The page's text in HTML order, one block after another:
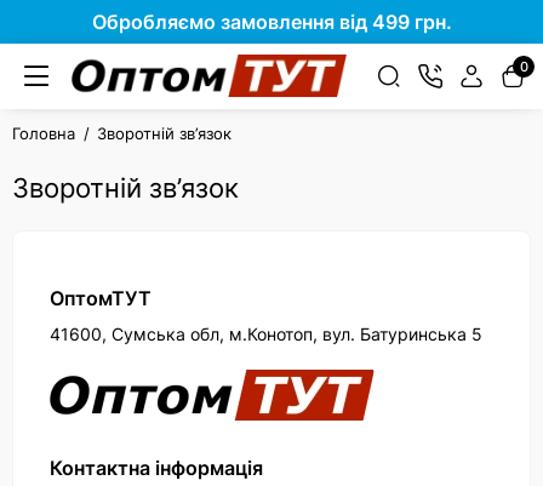
Обробляємо замовлення від 499 грн.
0
Головна Зворотній зв’язок
Зворотній зв’язок
ОптомТУТ
41600, Сумська обл, м.Конотоп, вул. Батуринська 5
Контактна інформація